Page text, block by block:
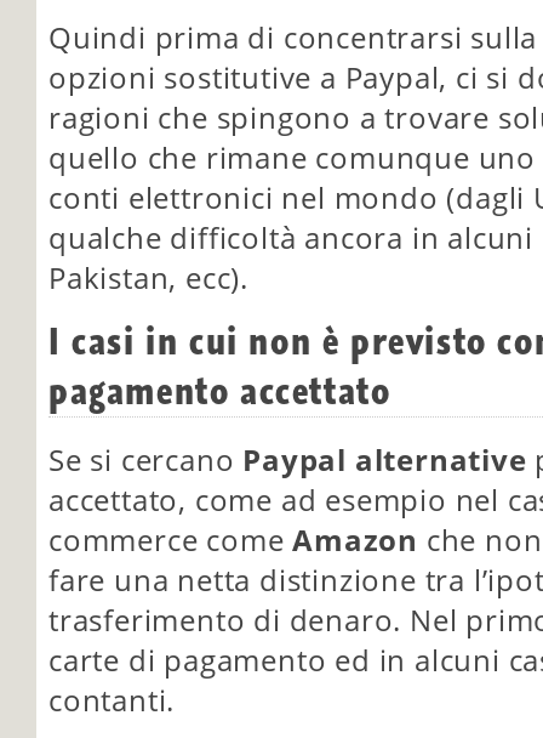
Quindi prima di concentrarsi
opzioni sostitutive a Paypal, ci si
ragioni che spingono a trovare
quello che rimane comunque
conti elettronici nel mondo (dagli
qualche difficoltà ancora in alcuni
Pakistan, ecc).
I casi in cui non è previsto
pagamento accettato
Se si cercano Paypal alternative
accettato, come ad esempio nel
commerce comeAmazon che
fare una netta distinzione tra
trasferimento di denaro. Nel
carte di pagamento ed in alcuni
contanti.